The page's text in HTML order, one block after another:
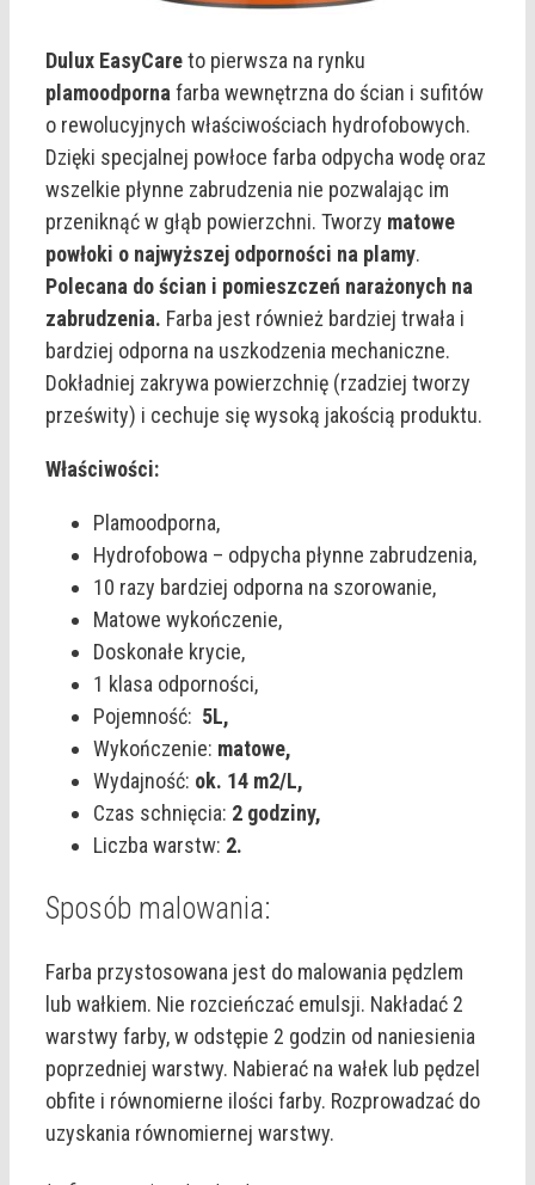
Dulux EasyCareto pierwsza na rynku
plamoodpornafarba wewnętrzna do ścian i sufitów
o rewolucyjnych właściwościach hydrofobowych.
Dzięki specjalnej powłoce farba odpycha wodę oraz
wszelkie płynne zabrudzenia nie pozwalając im
przeniknąć w głąb powierzchni. Tworzy matowe
powłoki o najwyższej odporności na plamy.
Polecana do ścian i pomieszczeń narażonych na
zabrudzenia. Farba jest również bardziej trwała i
bardziej odporna na uszkodzenia mechaniczne.
Dokładniej zakrywa powierzchnię (rzadziej tworzy
prześwity) i cechuje się wysoką jakością produktu.
Właściwości:
Plamoodporna,
Hydrofobowa – odpycha płynne zabrudzenia,
10 razy bardziej odporna na szorowanie,
Matowe wykończenie,
Doskonałe krycie,
1 klasa odporności,
Pojemność: 5L,
Wykończenie: matowe,
Wydajność: ok. 14 m2/L,
Czas schnięcia: 2 godziny,
Liczba warstw: 2.
Sposób malowania:
Farba przystosowana jest do malowania pędzlem
lub wałkiem. Nie rozcieńczać emulsji. Nakładać 2
warstwy farby, w odstępie 2 godzin od naniesienia
poprzedniej warstwy. Nabierać na wałek lub pędzel
obfite i równomierne ilości farby. Rozprowadzać do
uzyskania równomiernej warstwy.